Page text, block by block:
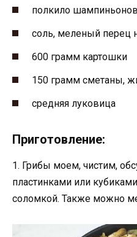
полкило шампиньонов
соль, меленый перец
600 грамм картошки
150 грамм сметаны,
средняя луковица
Приготовление:
1. Грибы моем, чистим,
пластинками или
соломкой. Также можно